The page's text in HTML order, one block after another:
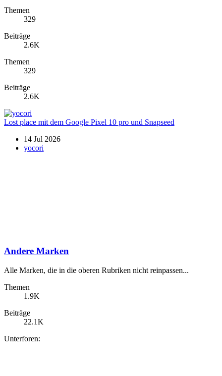
Themen
329
Beiträge
2.6K
Themen
329
Beiträge
2.6K
Lost place mit dem Google Pixel 10 pro und Snapseed
14 Jul 2026
yocori
Andere Marken
Alle Marken, die in die oberen Rubriken nicht reinpassen...
Themen
1.9K
Beiträge
22.1K
Unterforen: